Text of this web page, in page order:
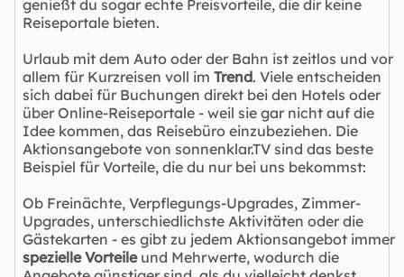
genießt du sogar echte Preisvorteile, die dir keine
Reiseportale bieten.
Urlaub mit dem Auto oder der Bahn ist zeitlos und vor
allem für Kurzreisen voll im Trend. Viele entscheiden
sich dabei für Buchungen direkt bei den Hotels oder
über Online-Reiseportale - weil sie gar nicht auf die
Idee kommen, das Reisebüro einzubeziehen. Die
Aktionsangebote von sonnenklar.TV sind das beste
Beispiel für Vorteile, die du nur bei uns bekommst:
Ob Freinächte, Verpflegungs-Upgrades, Zimmer-
Upgrades, unterschiedlichste Aktivitäten oder die
Gästekarten - es gibt zu jedem Aktionsangebot immer
spezielle Vorteileund Mehrwerte, wodurch die